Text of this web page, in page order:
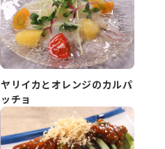
ヤリイカとオレンジのカルパ
ッチョ